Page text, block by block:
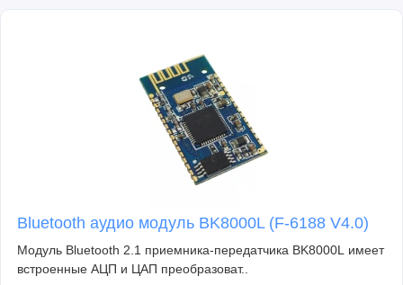
Bluetooth аудио модуль BK8000L (F-6188 V4.0)
Модуль Bluetooth 2.1 приемника-передатчика BK8000L имеет
встроенные АЦП и ЦАП преобразоват..